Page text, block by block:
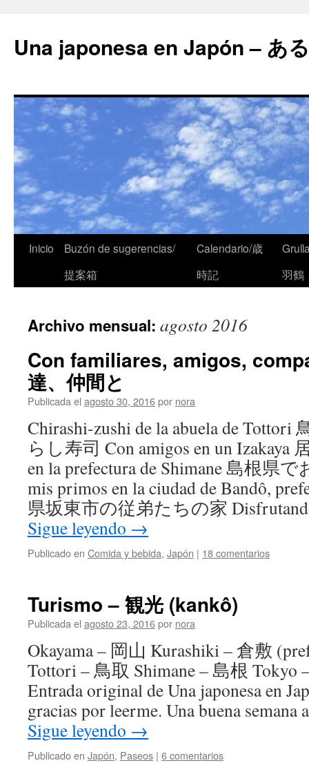
Una japonesa en Japón – あ
Inicio
Buzón de sugerencias/
提案箱
Calendario/歳
時記
羽鶴
Archivo mensual: agosto 2016
Con familiares, amigos,
達、仲間と
Publicada el agosto 30, 2016por nora
Chirashi-zushi de la abuela de
らし寿司 Con amigos en un Izakaya
en la prefectura de Shimane 島根県で
mis primos en la ciudad de Bandô,
県坂東市の従弟たちの家
Sigue leyendo →
Publicado en Comida y bebida, Japón | 18 comentarios
Turismo – 観光 (kankô)
Publicada el agosto 23, 2016por nora
Okayama – 岡山 Kurashiki – 倉敷
Tottori – 鳥取 Shimane – 島根 Tokyo
Entrada original de Una japonesa en
gracias por leerme. Una buena
Sigue leyendo →
Publicado en Japón, Paseos | 6 comentarios